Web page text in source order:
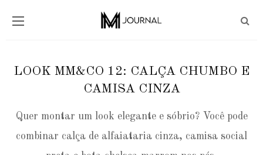
LOOK MM&CO 12: CALÇA CHUMBO E
CAMISA CINZA
Quer montar um look elegante e sóbrio? Você pode
combinar calça de alfaiataria cinza, camisa social